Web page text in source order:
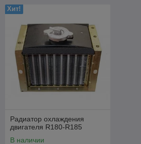
Хит!
Радиатор охлаждения
двигателя R180-R185
В наличии